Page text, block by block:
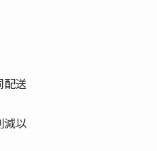
配送
減以